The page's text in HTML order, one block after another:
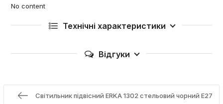
No content
Технічні характеристики
Відгуки
Світильник підвісний ERKA 1302 стельовий чорний Е27